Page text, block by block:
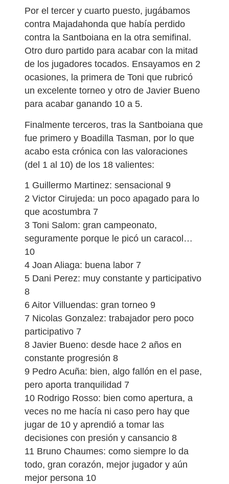
Por el tercer y cuarto puesto, jugábamos
contra Majadahonda que había perdido
contra la Santboiana en la otra semifinal.
Otro duro partido para acabar con la mitad
de los jugadores tocados. Ensayamos en 2
ocasiones, la primera de Toni que rubricó
un excelente torneo y otro de Javier Bueno
para acabar ganando 10 a 5.
Finalmente terceros, tras la Santboiana que
fue primero y Boadilla Tasman, por lo que
acabo esta crónica con las valoraciones
(del 1 al 10) de los 18 valientes:
1 Guillermo Martinez: sensacional 9
2 Victor Cirujeda: un poco apagado para lo
que acostumbra 7
3 Toni Salom: gran campeonato,
seguramente porque le picó un caracol…
10
4 Joan Aliaga: buena labor 7
5 Dani Perez: muy constante y participativo
8
6 Aitor Villuendas: gran torneo 9
7 Nicolas Gonzalez: trabajador pero poco
participativo 7
8 Javier Bueno: desde hace 2 años en
constante progresión 8
9 Pedro Acuña: bien, algo fallón en el pase,
pero aporta tranquilidad 7
10 Rodrigo Rosso: bien como apertura, a
veces no me hacía ni caso pero hay que
jugar de 10 y aprendió a tomar las
decisiones con presión y cansancio 8
11 Bruno Chaumes: como siempre lo da
todo, gran corazón, mejor jugador y aún
mejor persona 10